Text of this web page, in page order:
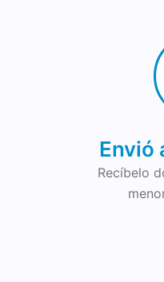
Envió
Recíbelo